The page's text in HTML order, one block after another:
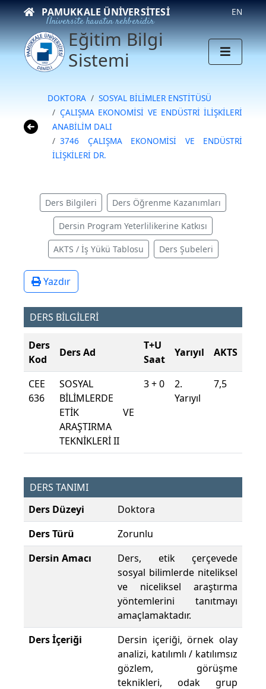
PAMUKKALE ÜNIVERSITESI
Üniversite hayatın rehberidir
EN
Eğitim Bilgi
Sistemi
DOKTORA
SOSYAL BİLİMLER ENSTİTÜSÜ
ÇALIŞMA EKONOMİSİ VE ENDÜSTRİ İLİŞKİLERİ
ANABİLİM DALI
3746 ÇALIŞMA EKONOMİSİ VE ENDÜSTRİ
İLİŞKİLERİ DR.
Ders Bilgileri Ders Öğrenme Kazanımları
Dersin Program Yeterlilikerine Katkısı
AKTS / İş Yükü Tablosu Ders Şubeleri
Yazdır
DERS BİLGİLERİ
Ders
Kod
Ders Ad
T+U
Saat
Yarıyıl AKTS
CEE
636
SOSYAL
BİLİMLERDE
ETİK VE
ARAŞTIRMA
TEKNİKLERİ II
3 + 0
2.
Yarıyıl
7,5
DERS TANIMI
Ders Düzeyi
Doktora
Ders Türü
Zorunlu
Dersin Amacı
Ders, etik çerçevede
sosyal bilimlerde niteliksel
ve niceliksel araştırma
yöntemlerini tanıtmayı
amaçlamaktadır.
Ders İçeriği
Dersin içeriği, örnek olay
analizi, katılımlı / katılımsız
gözlem, görüşme
teknikleri, odak grup